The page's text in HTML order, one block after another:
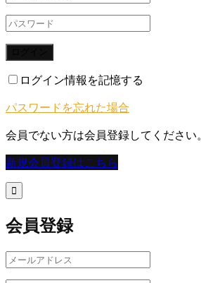
ログイン情報を記憶する
パスワードを忘れた場合
会員でない方は会員登録してください。
新規会員登録はこちら

会員登録